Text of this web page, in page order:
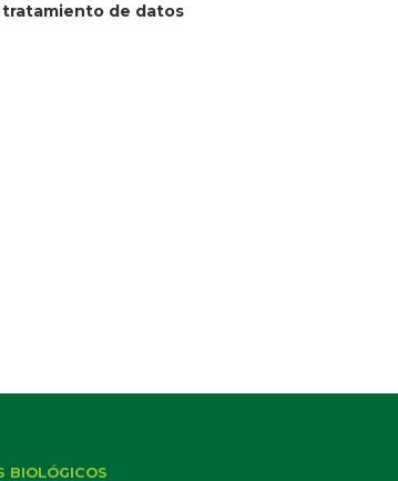
de datos
BIOLÓGICOS